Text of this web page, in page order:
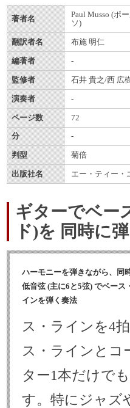
著者名
Paul Musso (ポ
ソ)
翻訳者名 布施 明仁
編著者 -
監修者 石井 貴之/西 広
演奏者 -
ページ数 72
分 -
判型 菊倍
出版社名 エー・ティー・
ギターでベー
ド)を 同時に
ハーモニーを弾きながら、同
低音弦 (主に6と5弦) でベース
インを弾く奏法
ス・ラインを4
ス・ラインとコ
ター1本だけで
す。特にジャズ